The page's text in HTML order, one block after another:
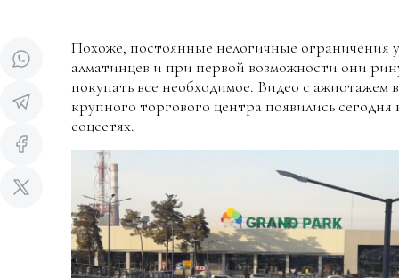
Похоже, постоянные нелогичные ограничения
алматинцев и при первой возможности они
покупать все необходимое. Видео с ажиотажем
крупного торгового центра появились сегодня
соцсетях.